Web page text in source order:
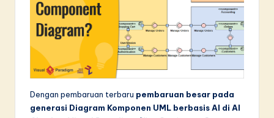
&
oDengan pembaruan terbaru pembaruan besar pada
generasi Diagram Komponen UML berbasis AI di AI